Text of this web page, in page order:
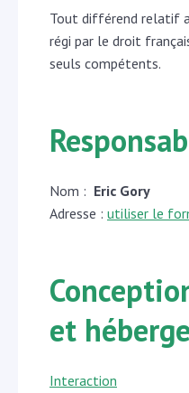
Tout différend relatif
régi par le droit
seuls compétents.
Nom : Eric Gory
Adresse : utiliser le
et
Interaction